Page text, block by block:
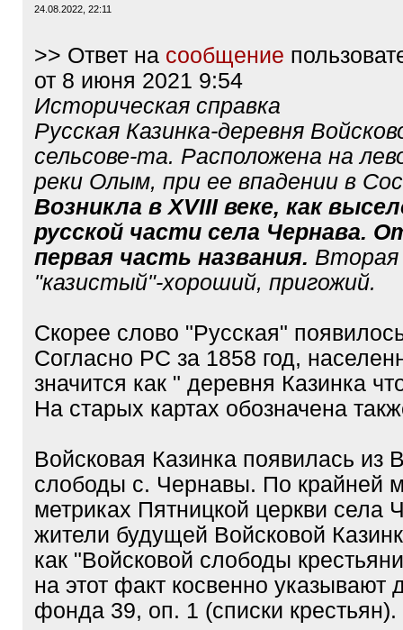
24.08.2022, 22:11
>> Ответ на сообщение
от 8 июня 2021 9:54
Историческая справка
Русская Казинка-деревня
сельсове-та. Расположена на
реки Олым, при ее впадении в
Возникла в XVIII веке, как
русской части села Чернава.
первая часть названия. Вторая
"казистый"-хороший, пригожий.
Скорее слово "Русская"
Согласно РС за 1858 год,
значится как " деревня Казинка
На старых картах обозначена
Войсковая Казинка появилась из
слободы с. Чернавы. По крайней
метриках Пятницкой церкви села
жители будущей Войсковой
как "Войсковой слободы
на этот факт косвенно указывают
фонда 39, оп. 1 (списки крестьян).